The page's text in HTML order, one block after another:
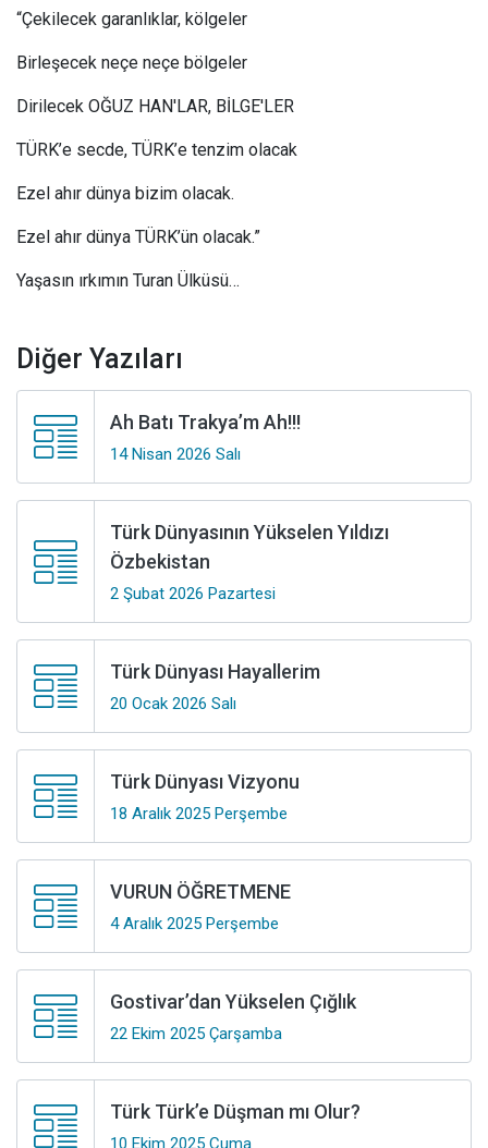
“Çekilecek garanlıklar, kölgeler
Birleşecek neçe neçe bölgeler
Dirilecek OĞUZ HAN'LAR, BİLGE'LER
TÜRK’e secde, TÜRK’e tenzim olacak
Ezel ahır dünya bizim olacak.
Ezel ahır dünya TÜRK’ün olacak.”
Yaşasın ırkımın Turan Ülküsü…
Diğer Yazıları
Ah Batı Trakya’m Ah!!!
14 Nisan 2026 Salı
Türk Dünyasının Yükselen Yıldızı
Özbekistan
2 Şubat 2026 Pazartesi
Türk Dünyası Hayallerim
20 Ocak 2026 Salı
Türk Dünyası Vizyonu
18 Aralık 2025 Perşembe
VURUN ÖĞRETMENE
4 Aralık 2025 Perşembe
Gostivar’dan Yükselen Çığlık
22 Ekim 2025 Çarşamba
Türk Türk’e Düşman mı Olur?
10 Ekim 2025 Cuma